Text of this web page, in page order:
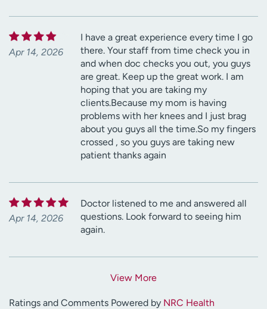
Apr 14, 2026
I have a great experience every time I go
there. Your staff from time check you in
and when doc checks you out, you guys
are great. Keep up the great work. I am
hoping that you are taking my
clients.Because my mom is having
problems with her knees and I just brag
about you guys all the time.So my fingers
crossed , so you guys are taking new
patient thanks again
Apr 14, 2026
Doctor listened to me and answered all
questions. Look forward to seeing him
again.
View More
Ratings and Comments Powered by NRC Health